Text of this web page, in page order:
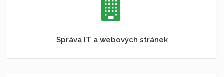
Správa IT a webových stránek